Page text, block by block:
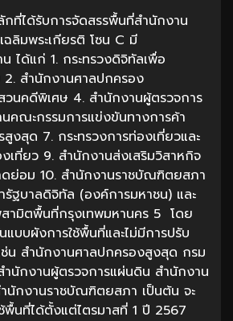
ที่ได้รับการจัดสรรพื้นที่สำนักงาน
ฉลิมพระเกียรติ โซน C มี
ได้แก่ 1. กระทรวงดิจิทัลเพื่อ
2. สำนักงานศาลปกครอง
นคดีพิเศษ 4. สำนักงานผู้ตรวจการ
คณะกรรมการแข่งขันทางการค้า
งสุด 7. กระทรวงการท่องเที่ยวและ
เที่ยว 9. สำนักงานส่งเสริมวิสาหกิจ
ดย่อม 10. สำนักงานราชบัณฑิตยสภา
ฐบาลดิจิทัล (องค์การมหาชน) และ
สามิตพื้นที่กรุงเทพมหานคร 5 โดย
บบผังการใช้พื้นที่และไม่มีการปรับ
ช่น สำนักงานศาลปกครองสูงสุด กรม
นักงานผู้ตรวจการแผ่นดิน สำนักงาน
นักงานราชบัณฑิตยสภา เป็นต้น จะ
พื้นที่ได้ตั้งแต่ไตรมาสที่ 1 ปี 2567